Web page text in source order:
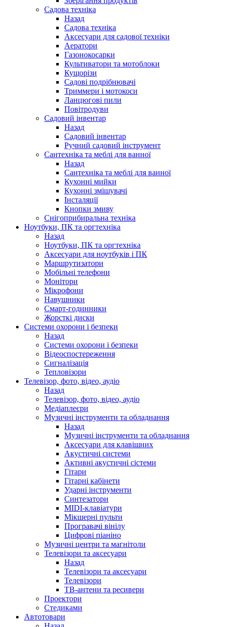
Садова техніка
Назад
Садова техніка
Аксесуари для садової техніки
Аератори
Газонокосарки
Культиватори та мотоблоки
Кущорізи
Садові подрібнювачі
Триммери і мотокоси
Ланцюгові пили
Повітродуви
Садовий інвентар
Назад
Садовий інвентар
Ручний садовий інструмент
Сантехніка та меблі для ванної
Назад
Сантехніка та меблі для ванної
Кухонні мийки
Кухонні змішувачі
Інсталяції
Кнопки змиву
Снігоприбиральна техніка
Ноутбуки, ПК та оргтехніка
Назад
Ноутбуки, ПК та оргтехніка
Аксесуари для ноутбуків і ПК
Маршрутизатори
Мобільні телефони
Монітори
Мікрофони
Навушники
Смарт-годинники
Жорсткі диски
Системи охорони і безпеки
Назад
Системи охорони і безпеки
Відеоспостереження
Сигналізація
Тепловізори
Телевізор, фото, відео, аудіо
Назад
Телевізор, фото, відео, аудіо
Медіаплеєри
Музичні інструменти та обладнання
Назад
Музичні інструменти та обладнання
Аксесуари для клавішних
Акустичні системи
Активні акустичні сістеми
Гітари
Гітарні кабінети
Ударні інструменти
Синтезатори
MIDI-клавіатури
Мікшерні пульти
Програвачі вінілу
Цифрові піаніно
Музичні центри та магнітоли
Телевізори та аксесуари
Назад
Телевізори та аксесуари
Телевізори
ТВ-антени та ресивери
Проектори
Стедиками
Автотовари